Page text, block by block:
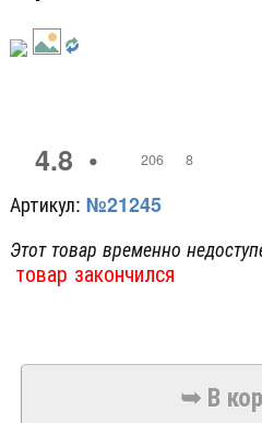
4.8 • 206 8
Артикул: №21245
Этот товар временно
товар закончился